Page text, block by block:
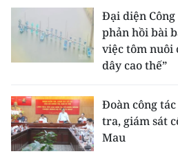
Đại diện
phản hồi bài
việc tôm nuôi
dây cao thế”
Đoàn công
tra, giám sát
Mau